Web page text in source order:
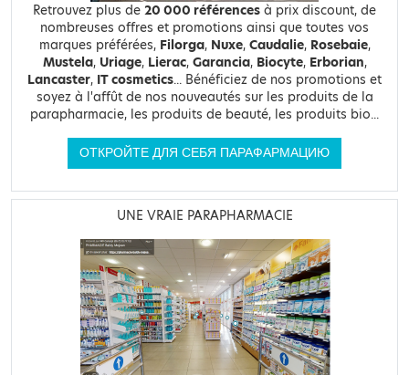
Retrouvez plus de 20 000 références à prix discount, de
nombreuses offres et promotions ainsi que toutes vos
marques préférées, Filorga, Nuxe, Caudalie, Rosebaie,
Mustela, Uriage, Lierac, Garancia, Biocyte, Erborian,
Lancaster, IT cosmetics... Bénéficiez de nos promotions et
soyez à l'affût de nos nouveautés sur les produits de la
parapharmacie, les produits de beauté, les produits bio...
ОТКРОЙТЕ ДЛЯ СЕБЯ ПАРАФАРМАЦИЮ
UNE VRAIE PARAPHARMACIE